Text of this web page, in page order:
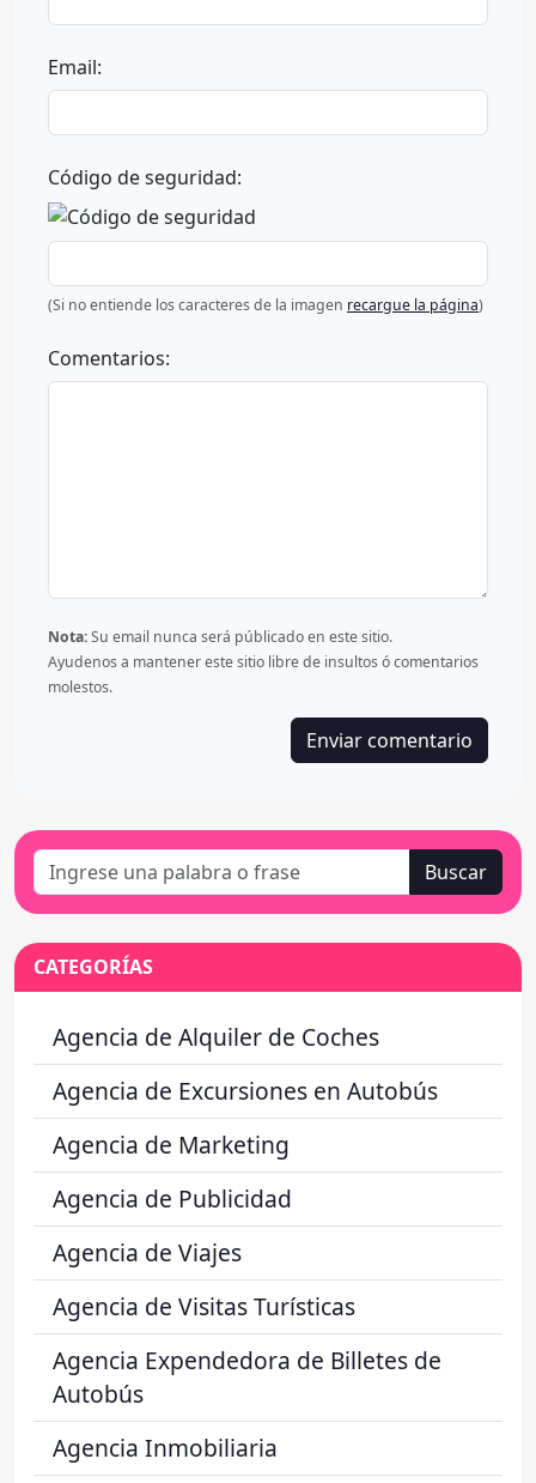
Email:
Código de seguridad:
(Si no entiende los caracteres de la imagen recargue la página)
Comentarios:
Nota:Su email nunca será públicado en este sitio.
Ayudenos a mantener este sitio libre de insultos ó comentarios
molestos.
Buscar
CATEGORÍAS
Agencia de Alquiler de Coches
Agencia de Excursiones en Autobús
Agencia de Marketing
Agencia de Publicidad
Agencia de Viajes
Agencia de Visitas Turísticas
Agencia Expendedora de Billetes de
Autobús
Agencia Inmobiliaria